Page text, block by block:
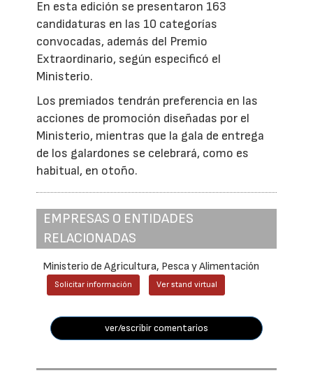
En esta edición se presentaron 163
candidaturas en las 10 categorías
convocadas, además del Premio
Extraordinario, según especificó el
Ministerio.
Los premiados tendrán preferencia en las
acciones de promoción diseñadas por el
Ministerio, mientras que la gala de entrega
de los galardones se celebrará, como es
habitual, en otoño.
EMPRESAS O ENTIDADES
RELACIONADAS
Ministerio de Agricultura, Pesca y Alimentación
Solicitar información Ver stand virtual
ver/escribir comentarios